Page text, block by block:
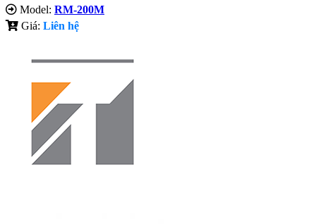
Model: RM-200M
Giá: Liên hệ